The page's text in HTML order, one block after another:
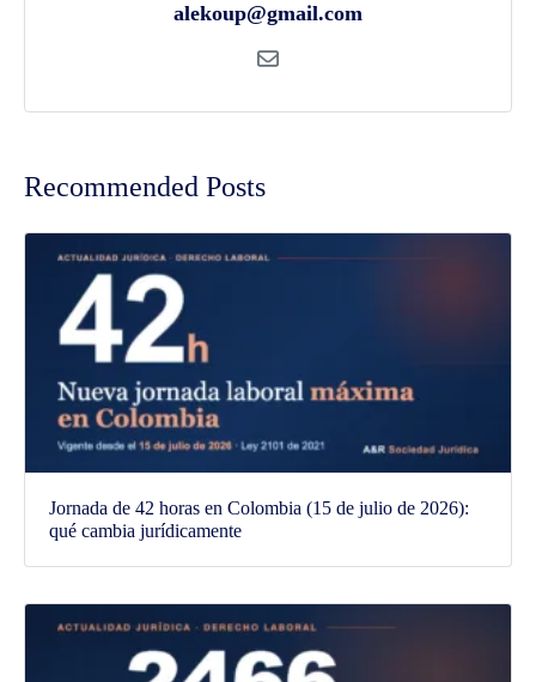
alekoup@gmail.com
Recommended Posts
Jornada de 42 horas en Colombia (15 de julio de 2026):
qué cambia jurídicamente